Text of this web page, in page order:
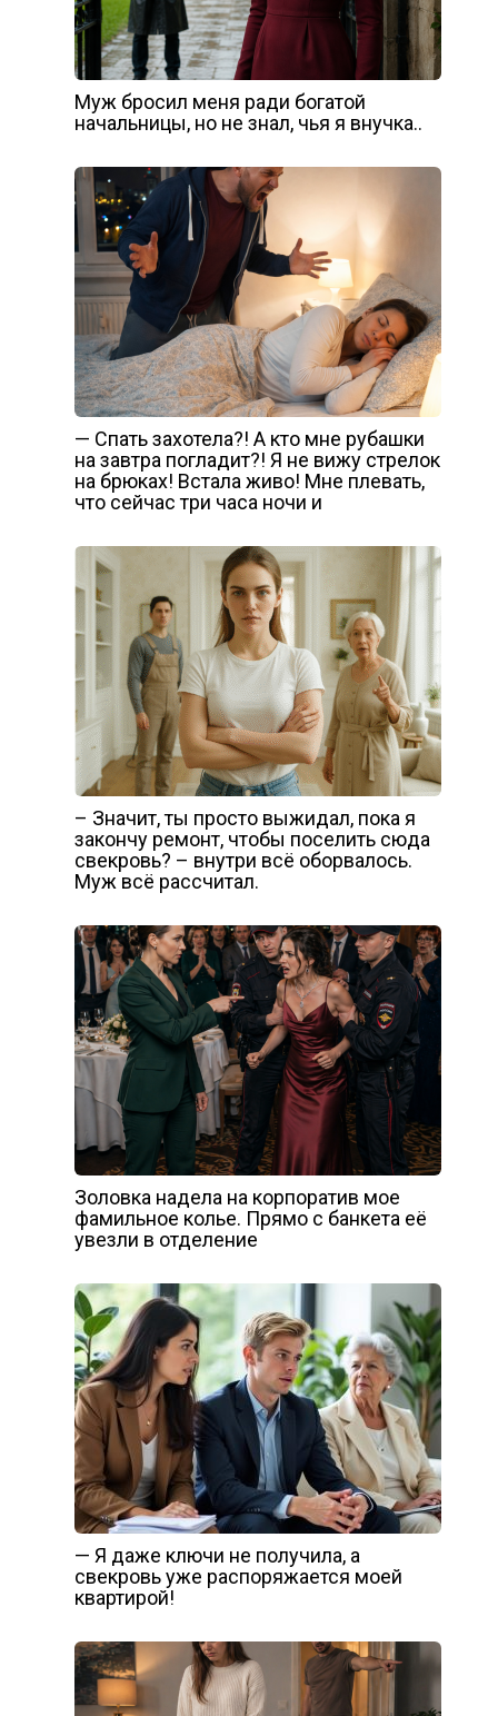
Муж бросил меня ради богатой
начальницы, но не знал, чья я внучка..
— Спать захотела?! А кто мне рубашки
на завтра погладит?! Я не вижу стрелок
на брюках! Встала живо! Мне плевать,
что сейчас три часа ночи и
– Значит, ты просто выжидал, пока я
закончу ремонт, чтобы поселить сюда
свекровь? – внутри всё оборвалось.
Муж всё рассчитал.
Золовка надела на корпоратив мое
фамильное колье. Прямо с банкета её
увезли в отделение
— Я даже ключи не получила, а
свекровь уже распоряжается моей
квартирой!